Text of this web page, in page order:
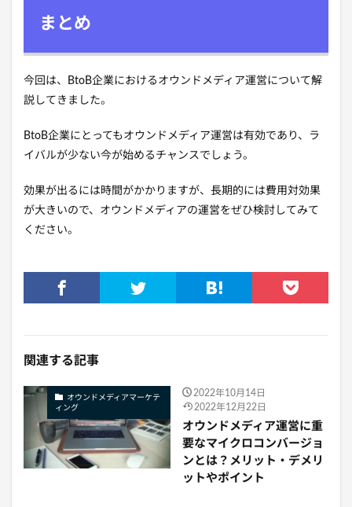
まとめ
今回は、BtoB企業におけるオウンドメディア運営について解
説してきました。
BtoB企業にとってもオウンドメディア運営は有効であり、ラ
イバルが少ない今が始めるチャンスでしょう。
効果が出るには時間がかかりますが、長期的には費用対効果
が大きいので、オウンドメディアの運営をぜひ検討してみて
ください。
関連する記事
オウンドメディアマーケテ
ィング
2022年10月14日
2022年12月22日
オウンドメディア運営に重
要なマイクロコンバージョ
ンとは？メリット・デメリ
ットやポイント